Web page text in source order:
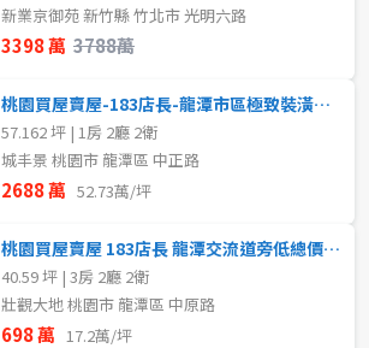
~
1房
3房
新業京御苑 新竹縣 竹北市 光明六路
3398 萬 3788萬
桃園買屋賣屋-183店長-龍潭市區極致裝潢景觀3改1房+平車
57.162 坪 | 1房 2廳 2衛
城丰景 桃園市 龍潭區 中正路
2688 萬 52.73萬/坪
桃園買屋賣屋 183店長 龍潭交流道旁低總價電梯三房+平車
40.59 坪 | 3房 2廳 2衛
壯觀大地 桃園市 龍潭區 中原路
698 萬 17.2萬/坪